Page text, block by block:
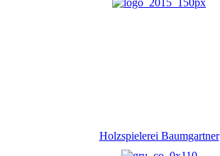
Holzspielerei Baumgartner